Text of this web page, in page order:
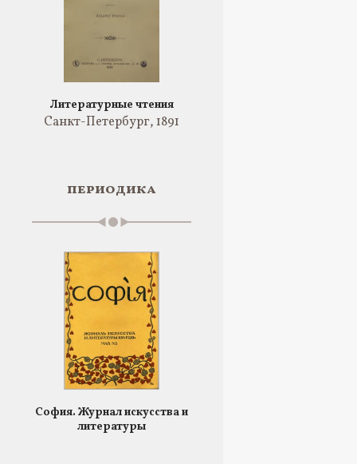
Литературные чтения
Санкт-Петербург, 1891
периодика
София. Журнал искусства и
литературы